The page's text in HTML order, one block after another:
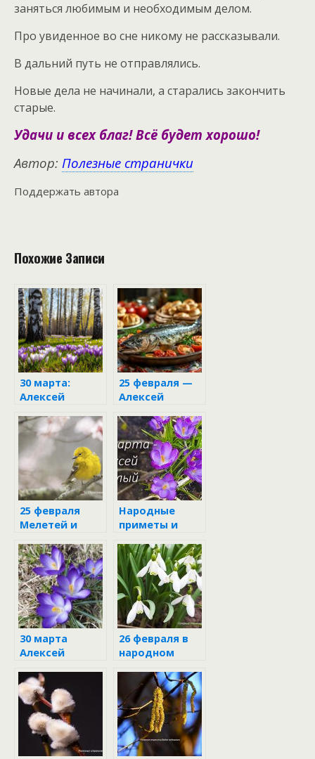
заняться любимым и необходимым делом.
Про увиденное во сне никому не рассказывали.
В дальний путь не отправлялись.
Новые дела не начинали, а старались закончить
старые.
Удачи и всех благ! Всё будет хорошо!
Автор: Полезные странички
Поддержать автора
Похожие Записи
30 марта:
Алексей
народном
календаре
25 февраля —
Алексей
приметы и
запреты дня
25 февраля
Мелетей и
Народные
приметы и
марта
30 марта
Алексей
26 февраля в
народном